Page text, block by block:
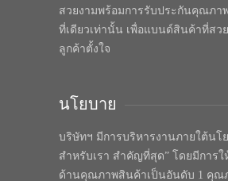
สวยงามพร้อมการรับประกันคุณภา
ที่เดียวเท่านั้น เพื่อแบนด์สินค้าที่สว
ลูกค้าตั้งใจ
นโยบาย
บริษัทฯ มีการบริหารงานภายใต้นโ
สำหรับเรา สำคัญที่สุด” โดยมีการ
ด้านคุณภาพสินค้าเป็นอันดับ 1 คุณ